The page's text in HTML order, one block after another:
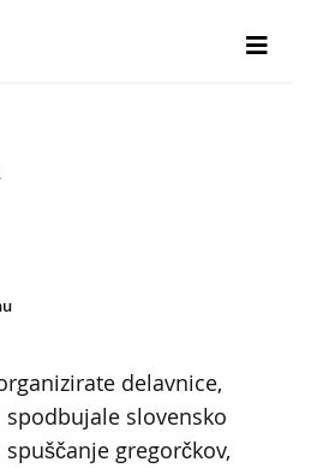
delavnice,
slovensko
gregorčkov,